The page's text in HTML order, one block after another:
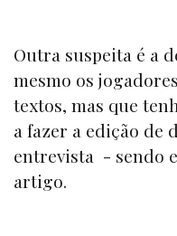
Outra suspeita é a
mesmo os
textos, mas que
a fazer a edição de
entrevista - sendo
artigo.